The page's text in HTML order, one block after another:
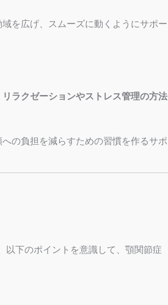
を広げ、スムーズに動くようにサポー
ラクゼーションやストレス管理の方法
への負担を減らすための習慣を作るサポ
以下のポイントを意識して、顎関節症